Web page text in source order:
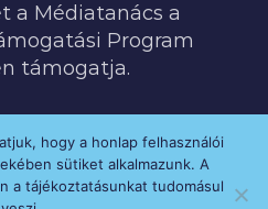
a Médiatanács a
Program
támogatja.
© 2020 MANNA FM
hogy a honlap felhasználói
sütiket alkalmazunk. A
a tájékoztatásunkat tudomásul